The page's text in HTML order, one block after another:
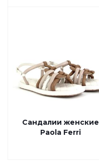
Сандалии женские
Paola Ferri